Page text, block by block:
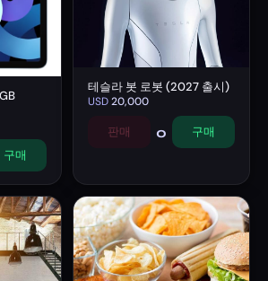
구매
테슬라 봇 로봇 (2027 출시)
USD20,000
판매 0 구매